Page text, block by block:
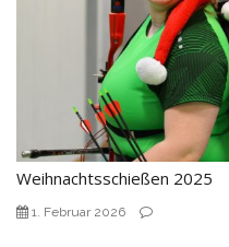
Weihnachtsschießen 2025
1. Februar 2026